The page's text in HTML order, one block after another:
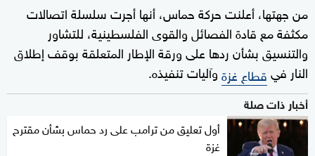
من جهتها، أعلنت حركة حماس، أنها أجرت سلسلة اتصالات
مكثفة مع قادة الفصائل والقوى الفلسطينية، للتشاور
والتنسيق بشأن ردها على ورقة الإطار المتعلقة بوقف إطلاق
النار فيقطاع غزةوآليات تنفيذه.
أخبار ذات صلة
أول تعليق من ترامب على رد حماس بشأن مقترح
غزة